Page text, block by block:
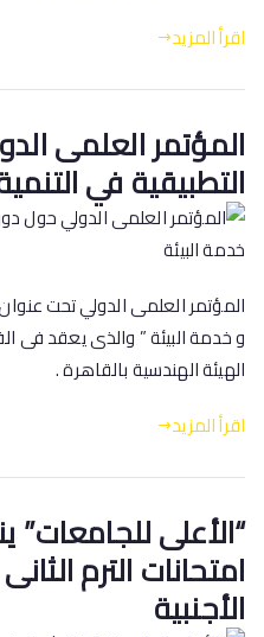
اقرأ المزيد
المؤتمر العلمى
التطبيقية في
المؤتمر العلمى الدولي تحت
الهيئة الهندسية بالقاهرة .
اقرأ المزيد
“الأعلى
امتحانات الترم
الأجنبية